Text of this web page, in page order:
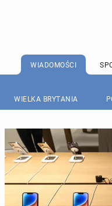
WIADOMOŚCI
WIELKA BRYTANIA